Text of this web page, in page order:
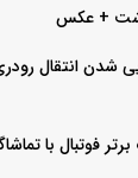
+ عکس
شدن انتقال
فوتبال با